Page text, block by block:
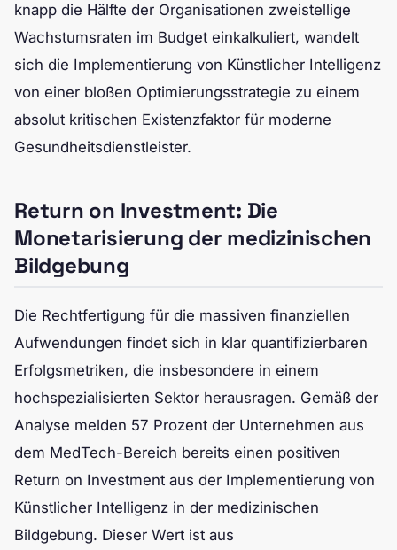
knapp die Hälfte der Organisationen zweistellige
Wachstumsraten im Budget einkalkuliert, wandelt
sich die Implementierung von Künstlicher Intelligenz
von einer bloßen Optimierungsstrategie zu einem
absolut kritischen Existenzfaktor für moderne
Gesundheitsdienstleister.
Return on Investment: Die
Monetarisierung der medizinischen
Bildgebung
Die Rechtfertigung für die massiven finanziellen
Aufwendungen findet sich in klar quantifizierbaren
Erfolgsmetriken, die insbesondere in einem
hochspezialisierten Sektor herausragen. Gemäß der
Analyse melden 57 Prozent der Unternehmen aus
dem MedTech-Bereich bereits einen positiven
Return on Investment aus der Implementierung von
Künstlicher Intelligenz in der medizinischen
Bildgebung. Dieser Wert ist aus